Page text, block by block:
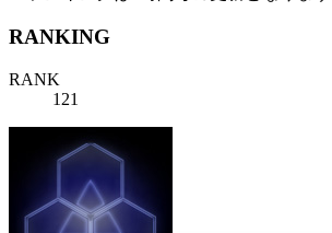
RANKING
RANK
121